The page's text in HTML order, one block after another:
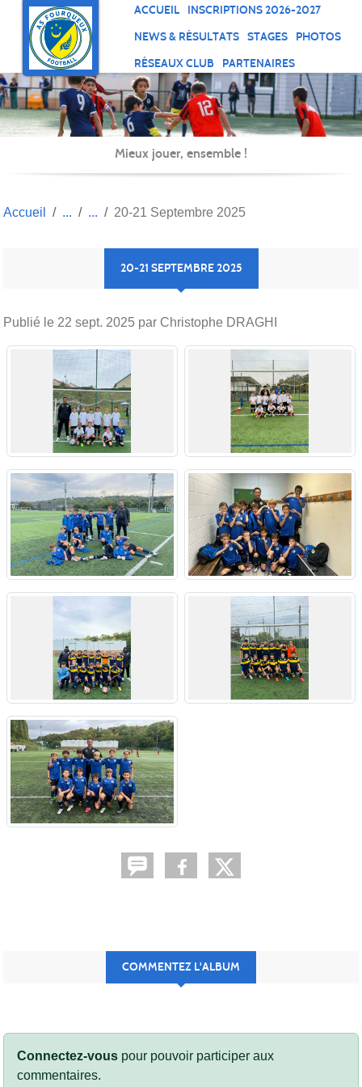
ACCUEIL
INSCRIPTIONS 2026-2027
NEWS & RÉSULTATS
STAGES
PHOTOS
RÉSEAUX CLUB
PARTENAIRES
Mieux jouer, ensemble !
Accueil 20-21 Septembre 2025
20-21 SEPTEMBRE 2025
Publié le 22 sept. 2025 par Christophe DRAGHI
COMMENTEZ L'ALBUM
Connectez-vous pour pouvoir participer aux
commentaires.
Panneau de gestion des cookies